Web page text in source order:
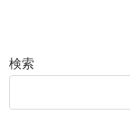
検索